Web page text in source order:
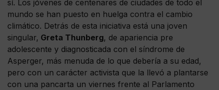
sí. Los jóvenes de centenares de ciudades de todo el
mundo se han puesto en huelga contra el cambio
climático. Detrás de esta iniciativa está una joven
singular, Greta Thunberg, de apariencia pre
adolescente y diagnosticada con el síndrome de
Asperger, más menuda de lo que debería a su edad,
pero con un carácter activista que la llevó a plantarse
con una pancarta un viernes frente al Parlamento